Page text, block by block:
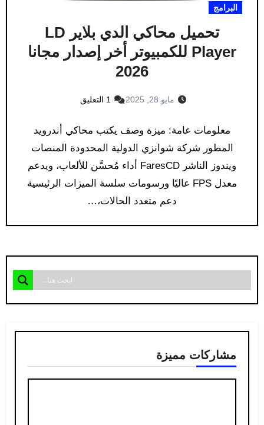
البرامج
تحميل محاكي الدي بلاير LD
Player للكمبيوتر أخر إصدار مجانا
2026
مايو 28, 2025 1 التعليق
معلومات عامة: ميزة وصف يكتب محاكي أندرويد
المطور شركة شوانزي الدولية المحدودة المنصات
ويندوز الناشر FaresCD أداء مُحسَّن للألعاب، ويدعم
معدل FPS عاليًا ورسومات سلسة الميزات الرئيسية
دعم متعدد الحالات،…
مشاركات مميزة